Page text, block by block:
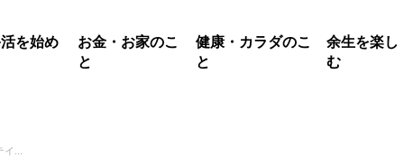
を始め
お金・お家のこ
と
健康・カラダのこ
と
余生を楽し
む
...